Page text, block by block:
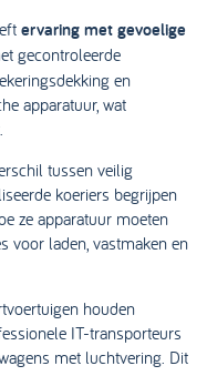
ervaring met gevoelige
gecontroleerde
en
apparatuur, wat
tussen veilig
koeriers begrijpen
ze apparatuur moeten
voor laden, vastmaken en
houden
IT-transporteurs
met luchtvering. Dit